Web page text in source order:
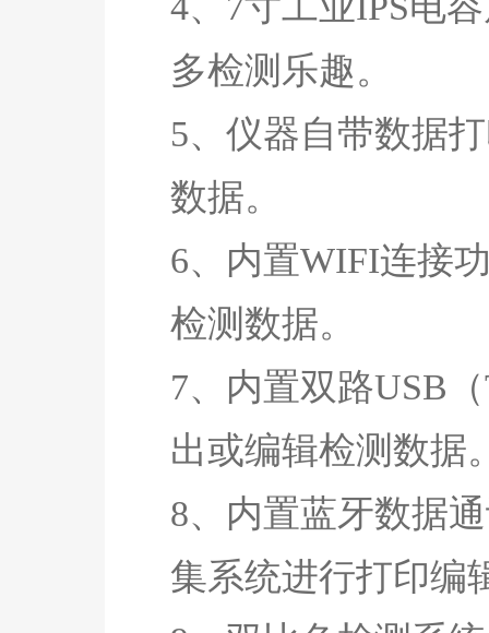
多检测乐趣。
5、仪器自带数据
数据。
6、内置WIFI连接
检测数据。
7、内置双路USB
出或编辑检测数据
8、内置蓝牙数据
集系统进行打印编